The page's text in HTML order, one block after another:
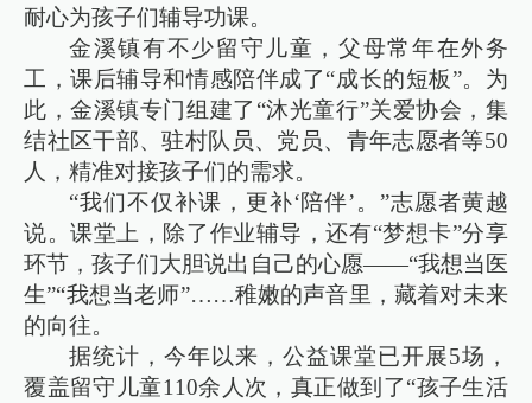
耐心为孩子们辅导功课。
金溪镇有不少留守儿童，父母常年在外务
工，课后辅导和情感陪伴成了“成长的短板”。为
此，金溪镇专门组建了“沐光童行”关爱协会，集
结社区干部、驻村队员、党员、青年志愿者等50
人，精准对接孩子们的需求。
“我们不仅补课，更补‘陪伴’。”志愿者黄越
说。课堂上，除了作业辅导，还有“梦想卡”分享
环节，孩子们大胆说出自己的心愿——“我想当医
生”“我想当老师”……稚嫩的声音里，藏着对未来
的向往。
据统计，今年以来，公益课堂已开展5场，
覆盖留守儿童110余人次，真正做到了“孩子生活